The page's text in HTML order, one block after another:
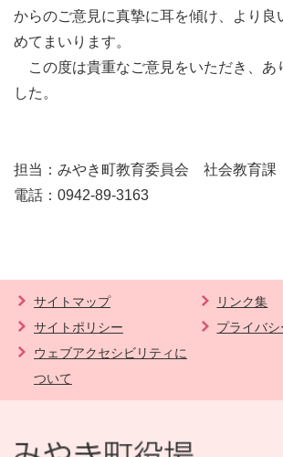
からのご意見に真摯に耳を傾け、より良
めてまいります。
この度は貴重なご意見をいただき、あ
した。
担当：みやき町教育委員会 社会教育
電話：0942-89-3163
サイトマップ
リンク集
サイトポリシー
プライバ
ウェブアクセシビリティに
ついて